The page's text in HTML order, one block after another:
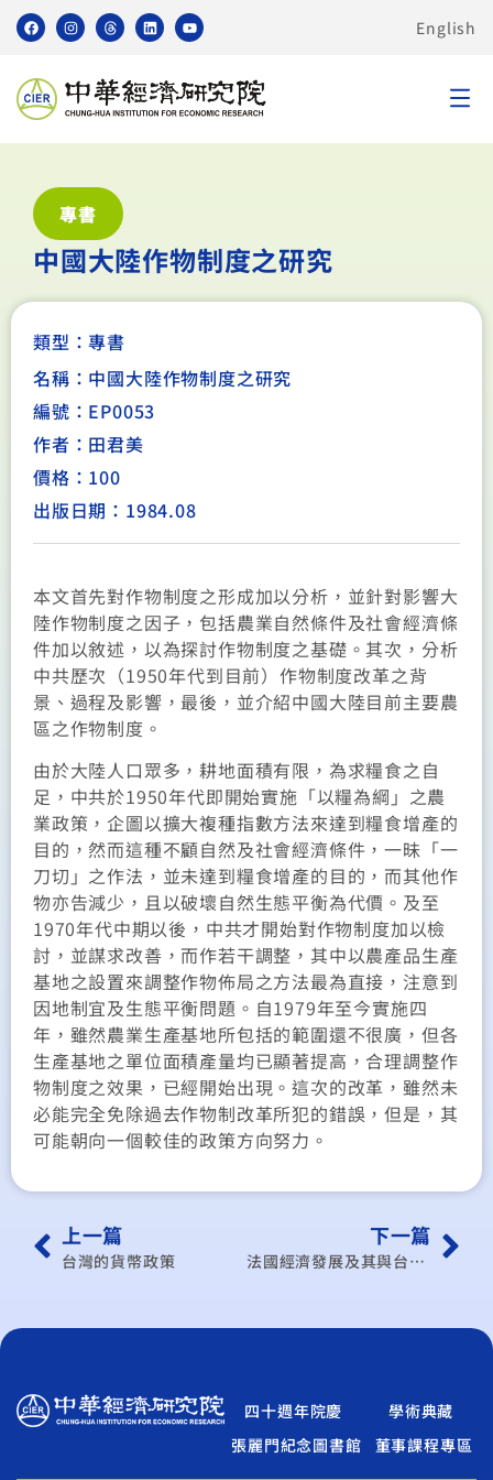
English
專書
中國大陸作物制度之研究
類型：專書
名稱：中國大陸作物制度之研究
編號：EP0053
作者：田君美
價格：100
出版日期：1984.08
本文首先對作物制度之形成加以分析，並針對影響大
陸作物制度之因子，包括農業自然條件及社會經濟條
件加以敘述，以為探討作物制度之基礎。其次，分析
中共歷次（1950年代到目前）作物制度改革之背
景、過程及影響，最後，並介紹中國大陸目前主要農
區之作物制度。
由於大陸人口眾多，耕地面積有限，為求糧食之自
足，中共於1950年代即開始實施「以糧為綱」之農
業政策，企圖以擴大複種指數方法來達到糧食增產的
目的，然而這種不顧自然及社會經濟條件，一昧「一
刀切」之作法，並未達到糧食增產的目的，而其他作
物亦告減少，且以破壞自然生態平衡為代價。及至
1970年代中期以後，中共才開始對作物制度加以檢
討，並謀求改善，而作若干調整，其中以農產品生產
基地之設置來調整作物佈局之方法最為直接，注意到
因地制宜及生態平衡問題。自1979年至今實施四
年，雖然農業生產基地所包括的範圍還不很廣，但各
生產基地之單位面積產量均已顯著提高，合理調整作
物制度之效果，已經開始出現。這次的改革，雖然未
必能完全免除過去作物制改革所犯的錯誤，但是，其
可能朝向一個較佳的政策方向努力。
上一篇
台灣的貨幣政策
下一篇
法國經濟發展及其與台灣的貿易
四十週年院慶
學術典藏
張麗門紀念圖書館
董事課程專區